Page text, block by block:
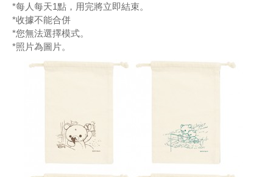
*每人每天1點，用完將立即結束。
*收據不能合併
*您無法選擇模式。
*照片為圖片。